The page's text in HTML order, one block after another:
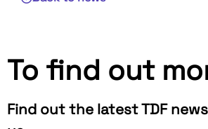
To find out
Find out the latest TDF